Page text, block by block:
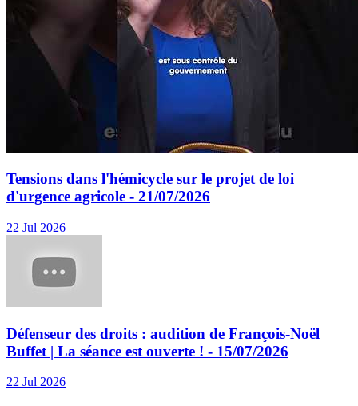
Tensions dans l'hémicycle sur le projet de loi
d'urgence agricole - 21/07/2026
22 Jul 2026
Défenseur des droits : audition de François-Noël
Buffet | La séance est ouverte ! - 15/07/2026
22 Jul 2026